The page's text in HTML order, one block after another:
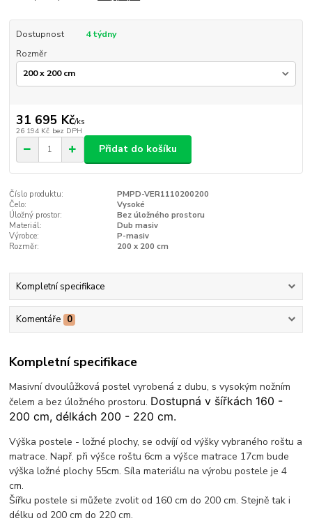
Dostupnost
4 týdny
Rozměr
31 695 Kč/ks
26 194 Kč bez DPH
Přidat do košíku
Číslo produktu:
PMPD-VER1110200200
Čelo:
Vysoké
Úložný prostor:
Bez úložného prostoru
Materiál:
Dub masiv
Výrobce:
P-masiv
Rozměr:
200 x 200 cm
Kompletní specifikace
Komentáře 0
Kompletní specifikace
Masivní dvoulůžková postel vyrobená z dubu, s vysokým nožním
čelem a bez úložného prostoru. Dostupná v šířkách 160 -
200 cm, délkách 200 - 220 cm.
Výška postele - ložné plochy, se odvíjí od výšky vybraného roštu a
matrace. Např. při výšce roštu 6cm a výšce matrace 17cm bude
výška ložné plochy 55cm. Síla materiálu na výrobu postele je 4
cm.
Šířku postele si můžete zvolit od 160 cm do 200 cm. Stejně tak i
délku od 200 cm do 220 cm.